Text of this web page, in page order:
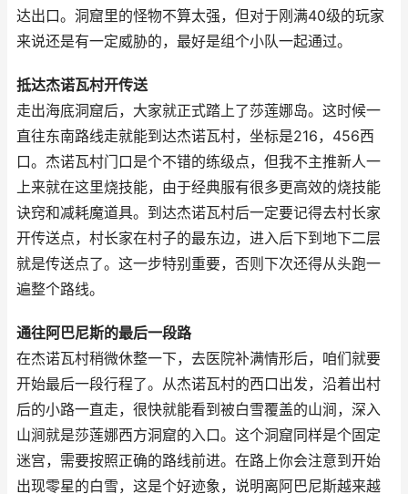
达出口。洞窟里的怪物不算太强，但对于刚满40级的玩家
来说还是有一定威胁的，最好是组个小队一起通过。
抵达杰诺瓦村开传送
走出海底洞窟后，大家就正式踏上了莎莲娜岛。这时候一
直往东南路线走就能到达杰诺瓦村，坐标是216，456西
口。杰诺瓦村门口是个不错的练级点，但我不主推新人一
上来就在这里烧技能，由于经典服有很多更高效的烧技能
诀窍和减耗魔道具。到达杰诺瓦村后一定要记得去村长家
开传送点，村长家在村子的最东边，进入后下到地下二层
就是传送点了。这一步特别重要，否则下次还得从头跑一
遍整个路线。
通往阿巴尼斯的最后一段路
在杰诺瓦村稍微休整一下，去医院补满情形后，咱们就要
开始最后一段行程了。从杰诺瓦村的西口出发，沿着出村
后的小路一直走，很快就能看到被白雪覆盖的山涧，深入
山涧就是莎莲娜西方洞窟的入口。这个洞窟同样是个固定
迷宫，需要按照正确的路线前进。在路上你会注意到开始
出现零星的白雪，这是个好迹象，说明离阿巴尼斯越来越